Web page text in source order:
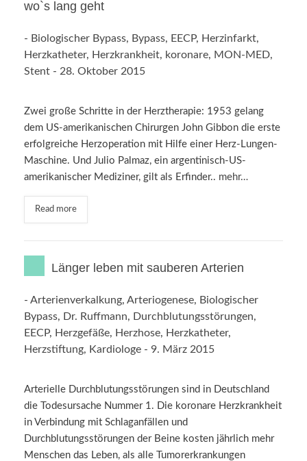
wo`s lang geht
- Biologischer Bypass, Bypass, EECP, Herzinfarkt,
Herzkatheter, Herzkrankheit, koronare, MON-MED,
Stent - 28. Oktober 2015
Zwei große Schritte in der Herztherapie: 1953 gelang
dem US-amerikanischen Chirurgen John Gibbon die erste
erfolgreiche Herzoperation mit Hilfe einer Herz-Lungen-
Maschine. Und Julio Palmaz, ein argentinisch-US-
amerikanischer Mediziner, gilt als Erfinder.. mehr…
Read more
Länger leben mit sauberen Arterien
- Arterienverkalkung, Arteriogenese, Biologischer
Bypass, Dr. Ruffmann, Durchblutungsstörungen,
EECP, Herzgefäße, Herzhose, Herzkatheter,
Herzstiftung, Kardiologe - 9. März 2015
Arterielle Durchblutungsstörungen sind in Deutschland
die Todesursache Nummer 1. Die koronare Herzkrankheit
in Verbindung mit Schlaganfällen und
Durchblutungsstörungen der Beine kosten jährlich mehr
Menschen das Leben, als alle Tumorerkrankungen